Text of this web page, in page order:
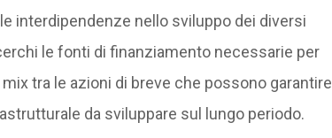
interdipendenze nello sviluppo dei diversi
le fonti di finanziamento necessarie per
tra le azioni di breve che possono garantire
da sviluppare sul lungo periodo.